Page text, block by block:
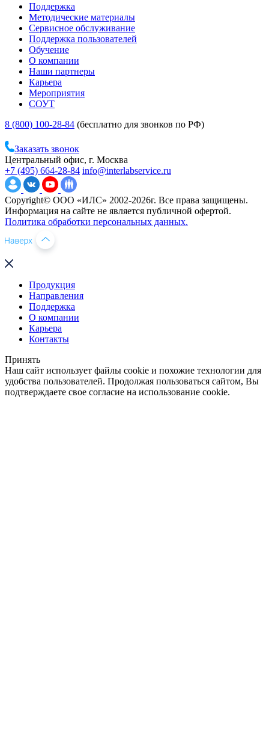
Поддержка
Методические материалы
Сервисное обслуживание
Поддержка пользователей
Обучение
О компании
Наши партнеры
Карьера
Мероприятия
СОУТ
8 (800) 100-28-84 (бесплатно для звонков по РФ)
Заказать звонок
Центральный офис, г. Москва
+7 (495) 664-28-84 info@interlabservice.ru
Copyright© ООО «ИЛС» 2002-2026г. Все права защищены.
Информация на сайте не является публичной офертой.
Политика обработки персональных данных.
Продукция
Направления
Поддержка
О компании
Карьера
Контакты
Принять
Наш сайт использует файлы cookie и похожие технологии для
удобства пользователей. Продолжая пользоваться сайтом, Вы
подтверждаете свое согласие на использование cookie.